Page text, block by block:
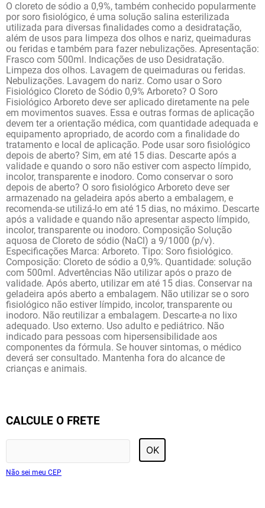
O cloreto de sódio a 0,9%, também conhecido popularmente
por soro fisiológico, é uma solução salina esterilizada
utilizada para diversas finalidades como a desidratação,
além de usos para limpeza dos olhos e nariz, queimaduras
ou feridas e também para fazer nebulizações. Apresentação:
Frasco com 500ml. Indicações de uso Desidratação.
Limpeza dos olhos. Lavagem de queimaduras ou feridas.
Nebulizações. Lavagem do nariz. Como usar o Soro
Fisiológico Cloreto de Sódio 0,9% Arboreto? O Soro
Fisiológico Arboreto deve ser aplicado diretamente na pele
em movimentos suaves. Essa e outras formas de aplicação
devem ter a orientação médica, com quantidade adequada e
equipamento apropriado, de acordo com a finalidade do
tratamento e local de aplicação. Pode usar soro fisiológico
depois de aberto? Sim, em até 15 dias. Descarte após a
validade e quando o soro não estiver com aspecto límpido,
incolor, transparente e inodoro. Como conservar o soro
depois de aberto? O soro fisiológico Arboreto deve ser
armazenado na geladeira após aberto a embalagem, e
recomenda-se utilizá-lo em até 15 dias, no máximo. Descarte
após a validade e quando não apresentar aspecto límpido,
incolor, transparente ou inodoro. Composição Solução
aquosa de Cloreto de sódio (NaCl) a 9/1000 (p/v).
Especificações Marca: Arboreto. Tipo: Soro fisiológico.
Composição: Cloreto de sódio a 0,9%. Quantidade: solução
com 500ml. Advertências Não utilizar após o prazo de
validade. Após aberto, utilizar em até 15 dias. Conservar na
geladeira após aberto a embalagem. Não utilizar se o soro
fisiológico não estiver límpido, incolor, transparente ou
inodoro. Não reutilizar a embalagem. Descarte-a no lixo
adequado. Uso externo. Uso adulto e pediátrico. Não
indicado para pessoas com hipersensibilidade aos
componentes da fórmula. Se houver sintomas, o médico
deverá ser consultado. Mantenha fora do alcance de
crianças e animais.
CALCULE O FRETE
OK
Não sei meu CEP